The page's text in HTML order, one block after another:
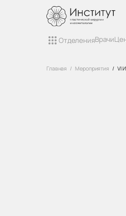
ОтделенияВрачи
Главная Мероприятия VI